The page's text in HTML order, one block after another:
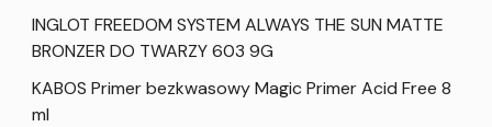
INGLOT FREEDOM SYSTEM ALWAYS THE SUN MATTE
BRONZER DO TWARZY 603 9G
KABOS Primer bezkwasowy Magic Primer Acid Free 8
ml